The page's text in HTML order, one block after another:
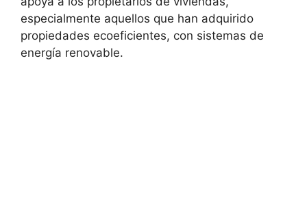
especialmente aquellos‍ que han adquirido
propiedades ecoeficientes, ‌con⁣ sistemas de
⁤energía renovable.